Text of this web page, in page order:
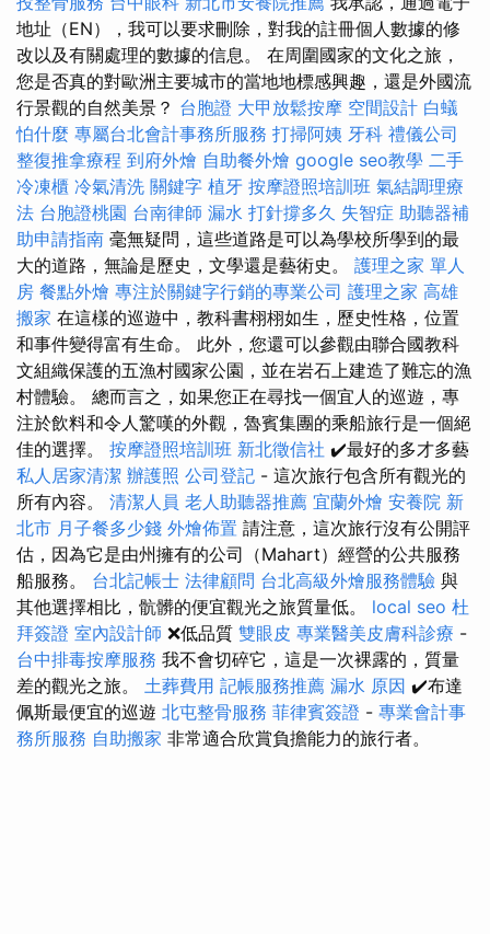
地址（EN），我可以要求刪除，對我的註冊個人數據的修
改以及有關處理的數據的信息。 在周圍國家的文化之旅，
您是否真的對歐洲主要城市的當地地標感興趣，還是外國流
行景觀的自然美景？ 台胞證 大甲放鬆按摩 空間設計 白蟻
怕什麼 專屬台北會計事務所服務 打掃阿姨 牙科 禮儀公司
整復推拿療程 到府外燴 自助餐外燴 google seo教學 二手
冷凍櫃 冷氣清洗 關鍵字 植牙 按摩證照培訓班 氣結調理療
法 台胞證桃園 台南律師 漏水 打針撐多久 失智症 助聽器補
助申請指南 毫無疑問，這些道路是可以為學校所學到的最
大的道路，無論是歷史，文學還是藝術史。 護理之家 單人
房 餐點外燴 專注於關鍵字行銷的專業公司 護理之家 高雄
搬家 在這樣的巡遊中，教科書栩栩如生，歷史性格，位置
和事件變得富有生命。 此外，您還可以參觀由聯合國教科
文組織保護的五漁村國家公園，並在岩石上建造了難忘的漁
村體驗。 總而言之，如果您正在尋找一個宜人的巡遊，專
注於飲料和令人驚嘆的外觀，魯賓集團的乘船旅行是一個絕
佳的選擇。 按摩證照培訓班 新北徵信社 ✔️最好的多才多藝
私人居家清潔 辦護照 公司登記 - 這次旅行包含所有觀光的
所有內容。 清潔人員 老人助聽器推薦 宜蘭外燴 安養院 新
北市 月子餐多少錢 外燴佈置 請注意，這次旅行沒有公開評
估，因為它是由州擁有的公司（Mahart）經營的公共服務
船服務。 台北記帳士 法律顧問 台北高級外燴服務體驗 與
其他選擇相比，骯髒的便宜觀光之旅質量低。 local seo 杜
拜簽證 室內設計師 ❌低品質 雙眼皮 專業醫美皮膚科診療 -
台中排毒按摩服務 我不會切碎它，這是一次裸露的，質量
差的觀光之旅。 土葬費用 記帳服務推薦 漏水 原因 ✔️布達
佩斯最便宜的巡遊 北屯整骨服務 菲律賓簽證 - 專業會計事
務所服務 自助搬家 非常適合欣賞負擔能力的旅行者。